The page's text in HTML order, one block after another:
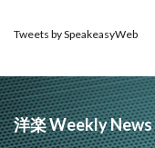
Tweets by SpeakeasyWeb
洋楽 Weekly